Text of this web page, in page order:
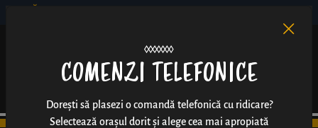
COMENZI TELEFONICE
Dorești să plasezi o comandă telefonică cu ridicare?
Selectează orașul dorit și alege cea mai apropiată